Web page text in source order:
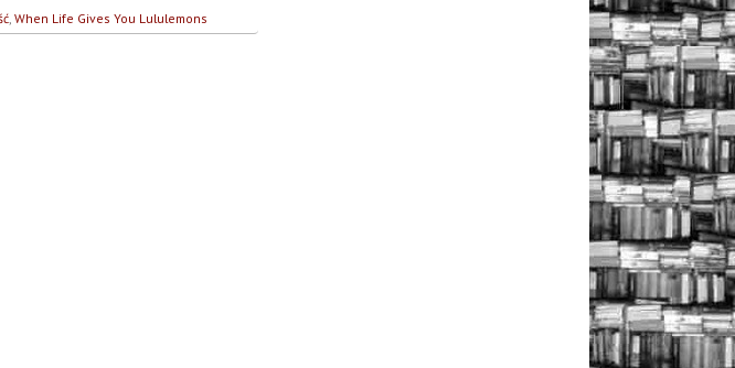
When Life Gives You Lululemons